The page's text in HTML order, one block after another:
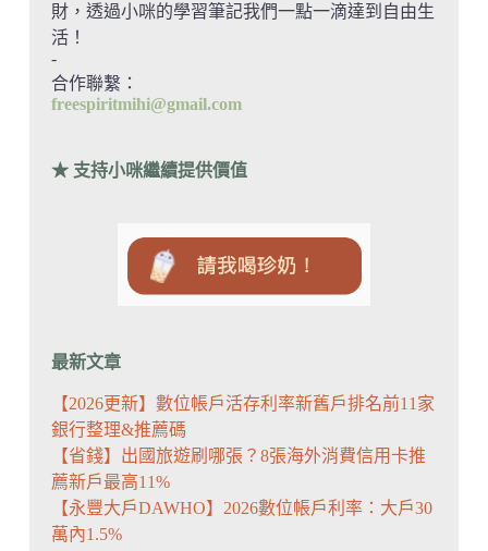
財，透過小咪的學習筆記我們一點一滴達到自由生
活！
-
合作聯繫：
freespiritmihi@gmail.com
★ 支持小咪繼續提供價值
最新文章
【2026更新】數位帳戶活存利率新舊戶排名前11家
銀行整理&推薦碼
【省錢】出國旅遊刷哪張？8張海外消費信用卡推
薦新戶最高11%
【永豐大戶DAWHO】2026數位帳戶利率：大戶30
萬內1.5%